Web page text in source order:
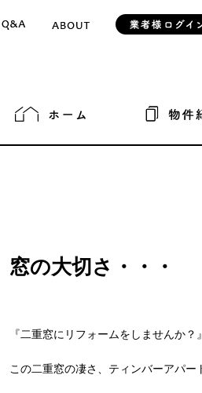
窓の大切さ・・・
『二重窓にリフォームをしませんか
この二重窓の凄さ、ティンバーアパー